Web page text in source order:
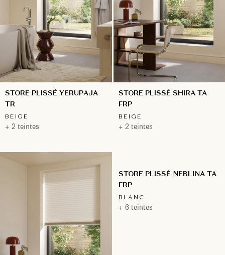
STORE PLISSÉ YERUPAJA
TR
BEIGE
+ 2 teintes
STORE PLISSÉ SHIRA TA
FRP
BEIGE
+ 2 teintes
STORE PLISSÉ NEBLINA TA
FRP
BLANC
+ 6 teintes